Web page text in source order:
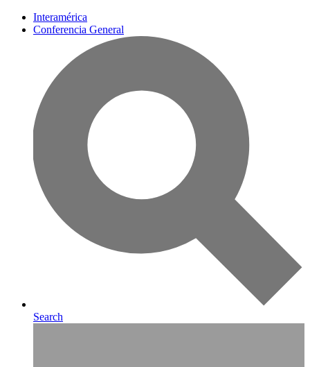
Interamérica
Conferencia General
Search